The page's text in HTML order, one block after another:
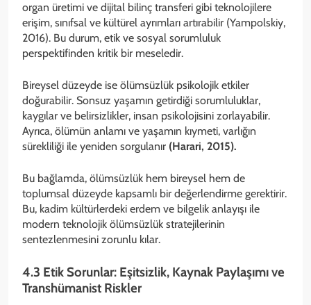
organ üretimi ve dijital bilinç transferi gibi teknolojilere
erişim, sınıfsal ve kültürel ayrımları artırabilir (Yampolskiy,
2016). Bu durum, etik ve sosyal sorumluluk
perspektifinden kritik bir meseledir.
Bireysel düzeyde ise ölümsüzlük psikolojik etkiler
doğurabilir. Sonsuz yaşamın getirdiği sorumluluklar,
kaygılar ve belirsizlikler, insan psikolojisini zorlayabilir.
Ayrıca, ölümün anlamı ve yaşamın kıymeti, varlığın
sürekliliği ile yeniden sorgulanır (Harari, 2015).
Bu bağlamda, ölümsüzlük hem bireysel hem de
toplumsal düzeyde kapsamlı bir değerlendirme gerektirir.
Bu, kadim kültürlerdeki erdem ve bilgelik anlayışı ile
modern teknolojik ölümsüzlük stratejilerinin
sentezlenmesini zorunlu kılar.
4.3 Etik Sorunlar: Eşitsizlik, Kaynak Paylaşımı ve
Transhümanist Riskler